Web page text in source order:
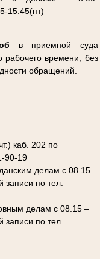
15:45(пт)
в приемной суда
рабочего времени, без
обращений.
каб. 202 по
90-19
делам с 08.15 –
записи по тел.
делам с 08.15 –
записи по тел.